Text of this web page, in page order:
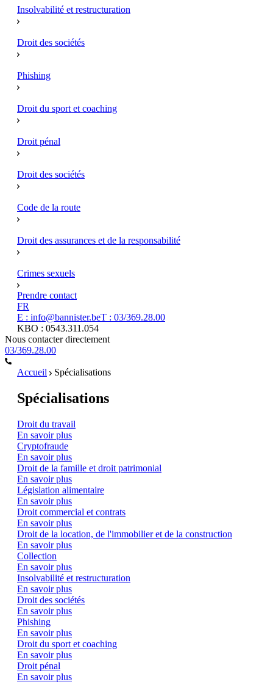
Insolvabilité et restructuration
Droit des sociétés
Phishing
Droit du sport et coaching
Droit pénal
Droit des sociétés
Code de la route
Droit des assurances et de la responsabilité
Crimes sexuels
Prendre contact
FR
E : info@bannister.beT : 03/369.28.00
KBO : 0543.311.054
Nous contacter directement
03/369.28.00
Accueil Spécialisations
Spécialisations
Droit du travail
En savoir plus
Cryptofraude
En savoir plus
Droit de la famille et droit patrimonial
En savoir plus
Législation alimentaire
En savoir plus
Droit commercial et contrats
En savoir plus
Droit de la location, de l'immobilier et de la construction
En savoir plus
Collection
En savoir plus
Insolvabilité et restructuration
En savoir plus
Droit des sociétés
En savoir plus
Phishing
En savoir plus
Droit du sport et coaching
En savoir plus
Droit pénal
En savoir plus